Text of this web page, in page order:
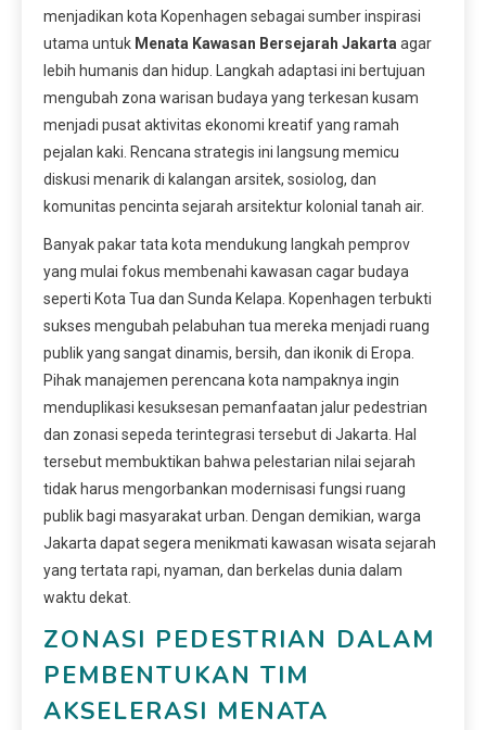
menjadikan kota Kopenhagen sebagai sumber inspirasi
utama untuk Menata Kawasan Bersejarah Jakartaagar
lebih humanis dan hidup. Langkah adaptasi ini bertujuan
mengubah zona warisan budaya yang terkesan kusam
menjadi pusat aktivitas ekonomi kreatif yang ramah
pejalan kaki. Rencana strategis ini langsung memicu
diskusi menarik di kalangan arsitek, sosiolog, dan
komunitas pencinta sejarah arsitektur kolonial tanah air.
Banyak pakar tata kota mendukung langkah pemprov
yang mulai fokus membenahi kawasan cagar budaya
seperti Kota Tua dan Sunda Kelapa. Kopenhagen terbukti
sukses mengubah pelabuhan tua mereka menjadi ruang
publik yang sangat dinamis, bersih, dan ikonik di Eropa.
Pihak manajemen perencana kota nampaknya ingin
menduplikasi kesuksesan pemanfaatan jalur pedestrian
dan zonasi sepeda terintegrasi tersebut di Jakarta. Hal
tersebut membuktikan bahwa pelestarian nilai sejarah
tidak harus mengorbankan modernisasi fungsi ruang
publik bagi masyarakat urban. Dengan demikian, warga
Jakarta dapat segera menikmati kawasan wisata sejarah
yang tertata rapi, nyaman, dan berkelas dunia dalam
waktu dekat.
ZONASI PEDESTRIAN DALAM
PEMBENTUKAN TIM
AKSELERASI MENATA